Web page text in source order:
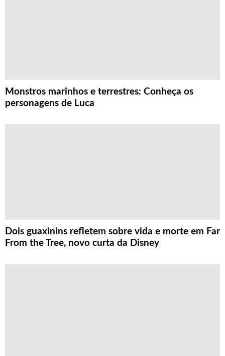
Monstros marinhos e terrestres: Conheça os
personagens de Luca
Dois guaxinins refletem sobre vida e morte em Far
From the Tree, novo curta da Disney